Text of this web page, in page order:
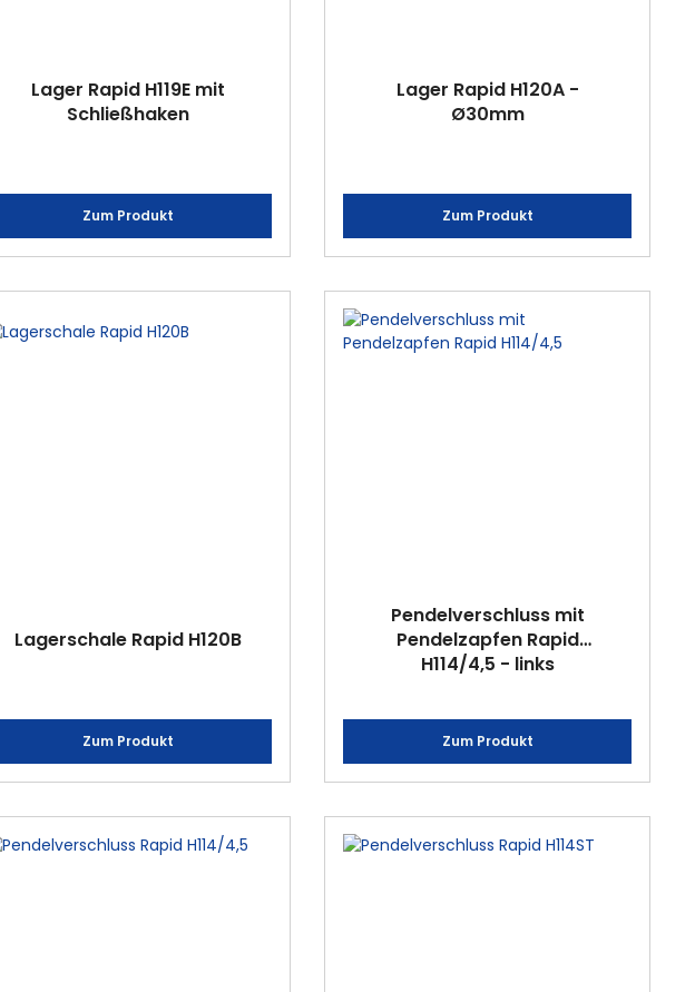
Lager Rapid H119E mit
Schließhaken
Zum Produkt
Lager Rapid H120A -
Ø30mm
Zum Produkt
Lagerschale Rapid H120B
Zum Produkt
Pendelverschluss mit
Pendelzapfen Rapid
H114/4,5 - links
Zum Produkt